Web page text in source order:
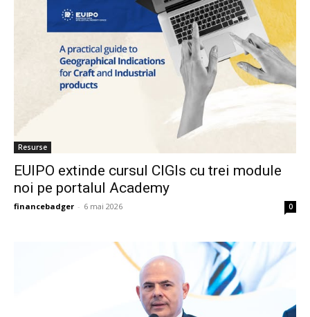
Resurse
EUIPO extinde cursul CIGIs cu trei module
noi pe portalul Academy
financebadger - 6 mai 2026 0